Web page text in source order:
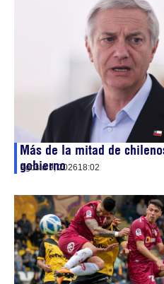
Más de la mitad de
gobierno
agosto 9, 202618:02